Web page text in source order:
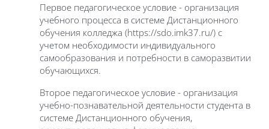
Первое педагогическое условие - организация
учебного процесса в системе Дистанционного
обучения колледжа (https://sdo.imk37.ru/) с
учетом необходимости индивидуального
самообразования и потребности в саморазвитии
обучающихся.
Второе педагогическое условие - организация
учебно-познавательной деятельности студента в
системе Дистанционного обучения,